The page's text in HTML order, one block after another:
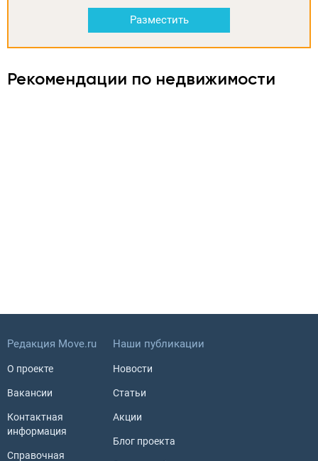
Разместить
Рекомендации по недвижимости
Редакция Move.ru
О проекте
Вакансии
Контактная
информация
Справочная
Наши публикации
Новости
Статьи
Акции
Блог проекта